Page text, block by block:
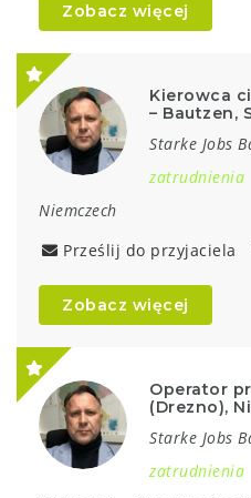
Zobacz więcej
Kierowca
– Bautzen,
Starke Jobs
zatrudnienia
Niemczech
Prześlij do przyjaciela
Zobacz więcej
Operator
(Drezno),
Starke Jobs
zatrudnienia